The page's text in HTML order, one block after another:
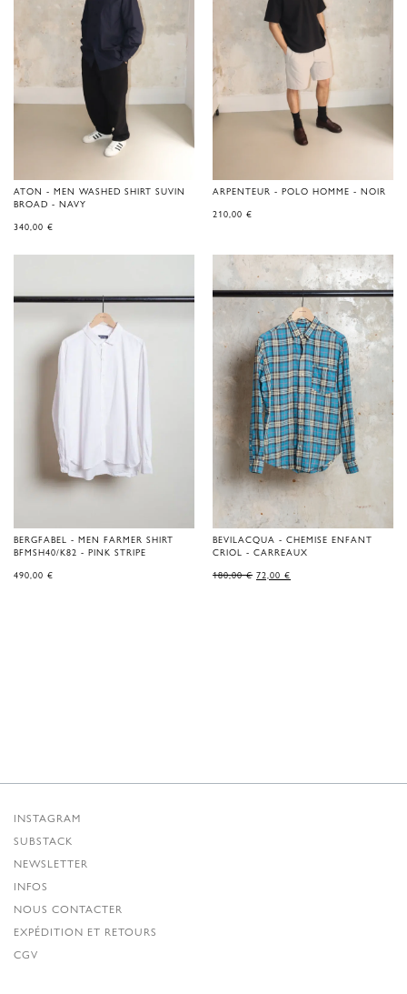
ATON - MEN WASHED SHIRT SUVIN
BROAD - NAVY
340,00 €
ARPENTEUR - POLO HOMME - NOIR
210,00 €
BERGFABEL - MEN FARMER SHIRT
BFMSH40/K82 - PINK STRIPE
490,00 €
BEVILACQUA - CHEMISE ENFANT
CRIOL - CARREAUX
180,00€ LE
72,00 €
INSTAGRAM
SUBSTACK
NEWSLETTER
INFOS
NOUS CONTACTER
EXPÉDITION ET RETOURS
CGV